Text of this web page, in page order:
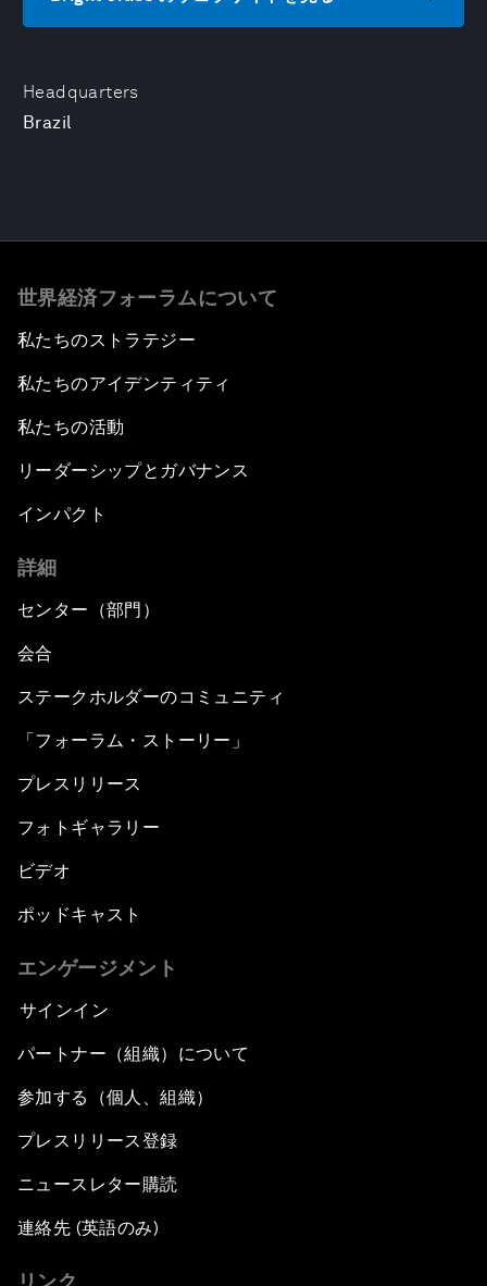
Headquarters
Brazil
世界経済フォーラムについて
私たちのストラテジー
私たちのアイデンティティ
私たちの活動
リーダーシップとガバナンス
インパクト
詳細
センター（部門）
会合
ステークホルダーのコミュニティ
「フォーラム・ストーリー」
プレスリリース
フォトギャラリー
ビデオ
ポッドキャスト
エンゲージメント
サインイン
パートナー（組織）について
参加する（個人、組織）
プレスリリース登録
ニュースレター購読
連絡先 (英語のみ)
リンク